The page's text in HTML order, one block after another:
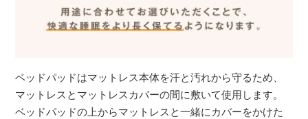
ベッドパッドはマットレス本体を汗と汚れから守るため、
マットレスとマットレスカバーの間に敷いて使用します。
ベッドパッドの上からマットレスと一緒にカバーをかけた